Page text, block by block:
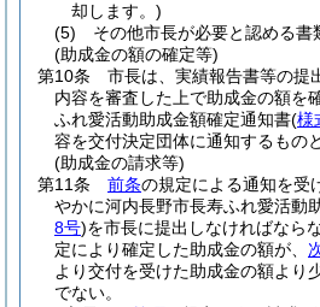
却します。)
(5)
その他市長が必要と認める書
(助成金の額の確定等)
第10条
市長は、実績報告書等の提
内容を審査した上で助成金の額を
ふれ愛活動助成金額確定通知書(様
容を交付決定団体に通知するもの
(助成金の請求等)
第11条
前条の規定による通知を受
やかに河内長野市長寿ふれ愛活動
8号)を市長に提出しなければならな
定により確定した助成金の額が、
より交付を受けた助成金の額より
でない。